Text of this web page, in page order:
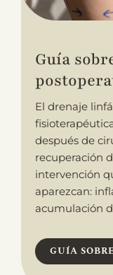
Guía
El drenaje
después de
recuperación
intervención
aparezcan:
acumulación
GUÍA